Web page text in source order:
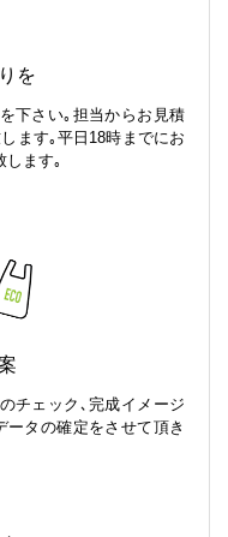
を
下さい｡担当からお見積
ます｡平日18時までにお
します｡
チェック､完成イメージ
タの確定をさせて頂き